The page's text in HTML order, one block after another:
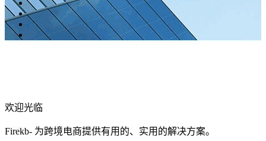
欢迎光临
Firekb- 为跨境电商提供有用的、实用的解决方案。